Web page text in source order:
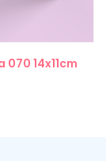
14x11cm